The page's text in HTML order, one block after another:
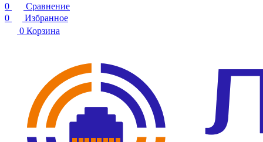
0
Сравнение
0
Избранное
0 Корзина